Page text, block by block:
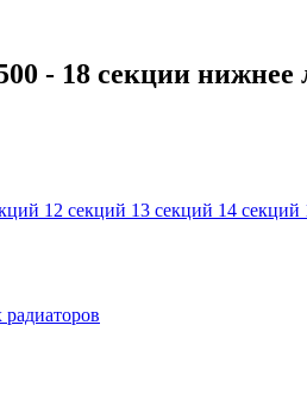
- 18 секции нижнее
12 секций 13 секций 14 секций
радиаторов